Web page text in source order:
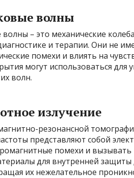
волны
– это механические
и терапии. Они не
помехи и влиять на
могут использоваться для
волн.
излучение
резонансной
представляют собой
помехи и
для внутренней
их нежелательное